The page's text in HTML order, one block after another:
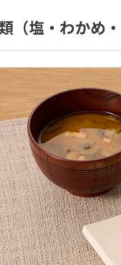
（塩・わかめ